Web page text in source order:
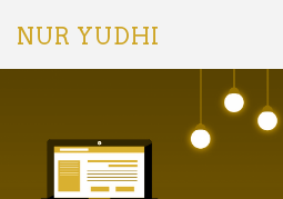
NUR YUDHI